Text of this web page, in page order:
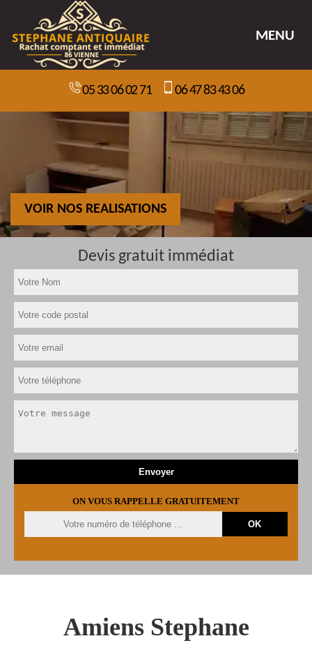
MENU
05 33 06 02 71 06 47 83 43 06
VOIR NOS REALISATIONS
Devis gratuit immédiat
ON VOUS RAPPELLE GRATUITEMENT
Amiens Stephane